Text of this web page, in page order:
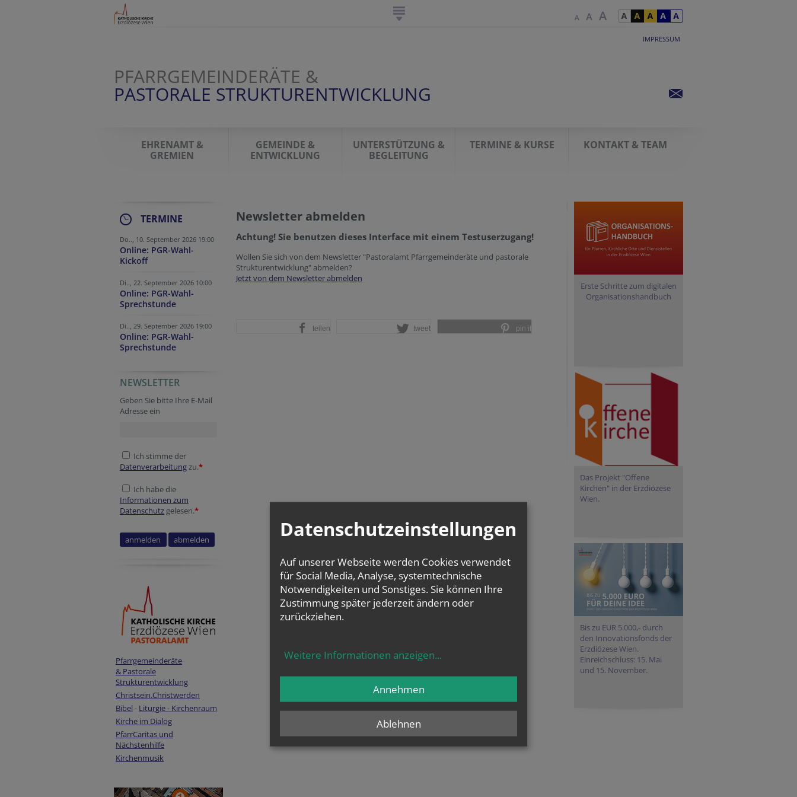
IMPRESSUM
PFARRGEMEINDERÄTE &
PASTORALE STRUKTURENTWICKLUNG
EHRENAMT &
GREMIEN
GEMEINDE &
ENTWICKLUNG
UNTERSTÜTZUNG &
BEGLEITUNG
TERMINE & KURSE KONTAKT & TEAM
TERMINE
Do.., 10. September 2026 19:00
Online: PGR-Wahl-
Kickoff
Di.., 22. September 2026 10:00
Online: PGR-Wahl-
Sprechstunde
Di.., 29. September 2026 19:00
Online: PGR-Wahl-
Sprechstunde
NEWSLETTER
Geben Sie bitte Ihre E-Mail
Adresse ein
Ich stimme der
Datenverarbeitungzu.*
Ich habe die
Informationen zum
Datenschutz gelesen.*
Pfarrgemeinderäte
& Pastorale
Strukturentwicklung
Christsein.Christwerden
Bibel - Liturgie - Kirchenraum
Kirche im Dialog
PfarrCaritas und
Nächstenhilfe
Kirchenmusik
Newsletter abmelden
Achtung! Sie benutzen dieses Interface mit einem Testuserzugang!
Wollen Sie sich von dem Newsletter "Pastoralamt Pfarrgemeinderäte und pastorale
Strukturentwicklung" abmelden?
Jetzt von dem Newsletter abmelden
teilen tweet pin it
Erste Schritte zum digitalen
Organisationshandbuch
Das Projekt "Offene
Kirchen" in der Erzdiözese
Wien.
Bis zu EUR 5.000,- durch
den Innovationsfonds der
Erzdiözese Wien.
Einreichschluss: 15. Mai
und 15. November.
Datenschutzeinstellungen
Auf unserer Webseite werden Cookies verwendet
für Social Media, Analyse, systemtechnische
Notwendigkeiten und Sonstiges. Sie können Ihre
Zustimmung später jederzeit ändern oder
zurückziehen.
Weitere Informationen anzeigen...
Ablehnen
Annehmen